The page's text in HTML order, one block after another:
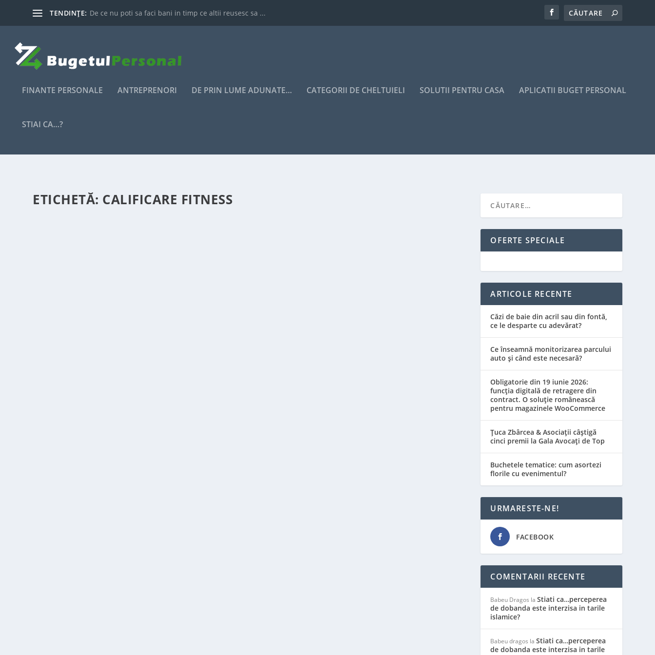
TENDINȚE: De ce nu poti sa faci bani in timp ce altii reusesc sa ...
FINANTE PERSONALE ANTREPRENORI DE PRIN LUME ADUNATE… CATEGORII DE CHELTUIELI SOLUTII PENTRU CASA APLICATII BUGET PERSONAL
STIAI CA…?
ETICHETĂ: CALIFICARE FITNESS
OFERTE SPECIALE
ARTICOLE RECENTE
Căzi de baie din acril sau din fontă,
ce le desparte cu adevărat?
Ce înseamnă monitorizarea parcului
auto și când este necesară?
Obligatorie din 19 iunie 2026:
funcția digitală de retragere din
contract. O soluție românească
pentru magazinele WooCommerce
Țuca Zbârcea & Asociații câștigă
cinci premii la Gala Avocați de Top
Buchetele tematice: cum asortezi
florile cu evenimentul?
URMARESTE-NE!
FACEBOOK
COMENTARII RECENTE
Babeu Dragos laStiati ca…perceperea
de dobanda este interzisa in tarile
islamice?
Babeu dragos laStiati ca…perceperea
de dobanda este interzisa in tarile